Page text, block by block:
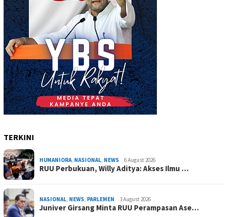
TERKINI
HUMANIORA NASIONAL NEWS 6 August 2026
RUU Perbukuan, Willy Aditya: Akses Ilmu …
NASIONAL NEWS PARLEMEN 3 August 2026
Juniver Girsang Minta RUU Perampasan Ase…